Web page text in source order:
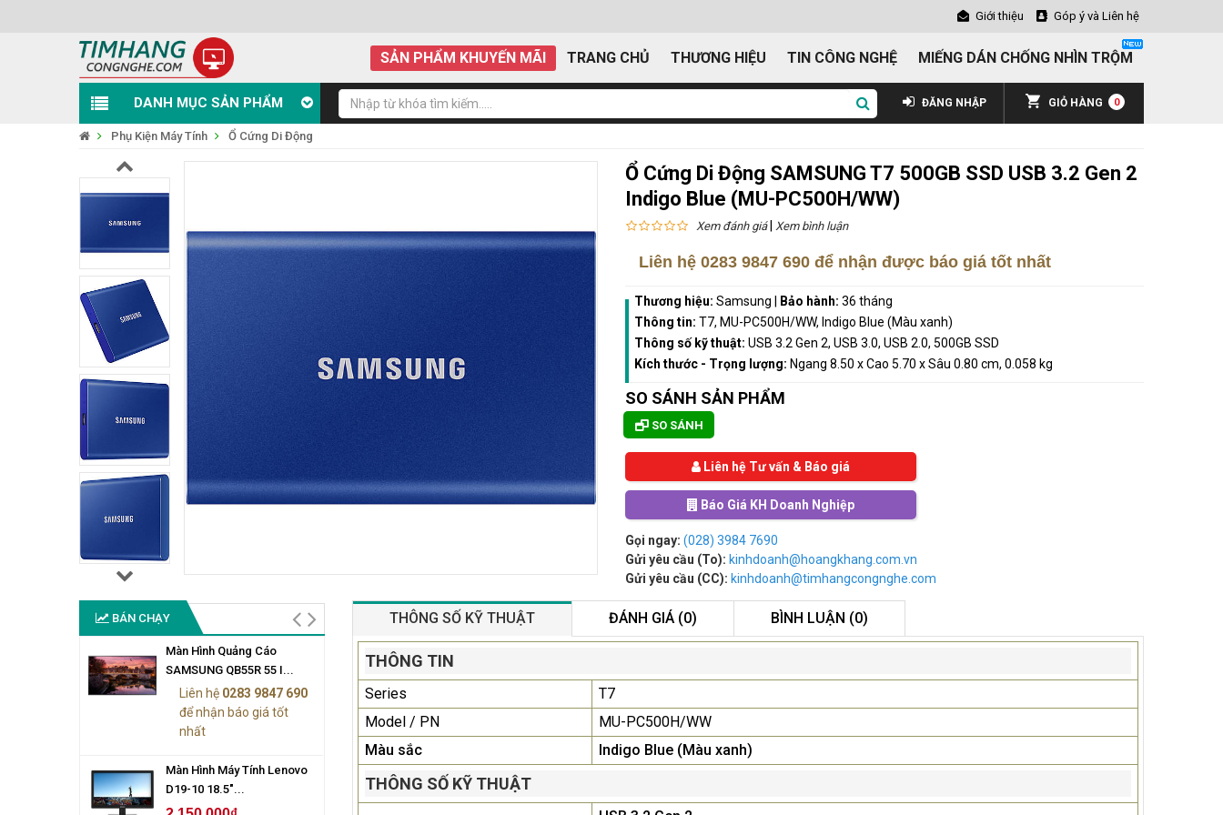
Giới thiệu Góp ý và Liên hệ
SẢN PHẨM KHUYẾN MÃI TRANG CHỦ THƯƠNG HIỆU TIN CÔNG NGHỆ MIẾNG DÁN CHỐNG NHÌN TRỘM
DANH MỤC SẢN PHẨM GIỎ HÀNG 0
ĐĂNG NHẬP
Phụ Kiện Máy Tính Ổ Cứng Di Động
Ổ Cứng Di Động SAMSUNG T7 500GB SSD USB 3.2 Gen 2
Indigo Blue (MU-PC500H/WW)
Xem đánh giá| Xem bình luận
Liên hệ 0283 9847 690 để nhận được báo giá tốt nhất
Thương hiệu: Samsung Bảo hành: 36 tháng
Thông tin: T7, MU-PC500H/WW, Indigo Blue (Màu xanh)
Thông số kỹ thuật: USB 3.2 Gen 2, USB 3.0, USB 2.0, 500GB SSD
Kích thước - Trọng lượng: Ngang 8.50 x Cao 5.70 x Sâu 0.80 cm, 0.058 kg
SO SÁNH SẢN PHẨM
SO SÁNH
Liên hệ Tư vấn & Báo giá
Báo Giá KH Doanh Nghiệp
Gọi ngay: (028) 3984 7690
Gửi yêu cầu (To): kinhdoanh@hoangkhang.com.vn
Gửi yêu cầu (CC): kinhdoanh@timhangcongnghe.com
BÁN CHẠY
Màn Hình Quảng Cáo
SAMSUNG QB55R 55 I...
Liên hệ 0283 9847 690
để nhận báo giá tốt
nhất
Màn Hình Máy Tính Lenovo
D19-10 18.5"...
để nhận báo giá tốt
nhất
THÔNG SỐ KỸ THUẬT ĐÁNH GIÁ (0) BÌNH LUẬN (0)
THÔNG TIN
Series
T7
Model / PN
MU-PC500H/WW
Màu sắc
Indigo Blue (Màu xanh)
THÔNG SỐ KỸ THUẬT